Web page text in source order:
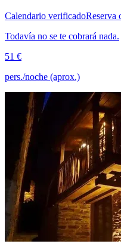
Calendario verificadoReserva
Todavía no se te cobrará nada.
51 €
pers./noche (aprox.)